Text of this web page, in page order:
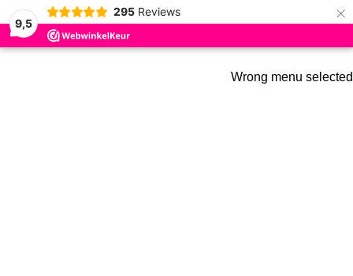
9,5
295 Reviews ×
Skip to navigation
Skip to main content
Wrong menu selected